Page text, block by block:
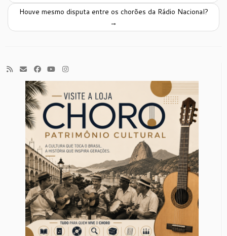
Houve mesmo disputa entre os chorões da Rádio Nacional?
→